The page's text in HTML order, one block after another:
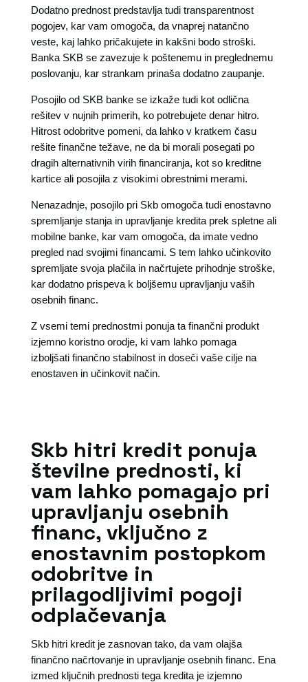
Dodatno prednost predstavlja tudi transparentnost
pogojev, kar vam omogoča, da vnaprej natančno
veste, kaj lahko pričakujete in kakšni bodo stroški.
Banka SKB se zavezuje k poštenemu in preglednemu
poslovanju, kar strankam prinaša dodatno zaupanje.
Posojilo od SKB banke se izkaže tudi kot odlična
rešitev v nujnih primerih, ko potrebujete denar hitro.
Hitrost odobritve pomeni, da lahko v kratkem času
rešite finančne težave, ne da bi morali posegati po
dragih alternativnih virih financiranja, kot so kreditne
kartice ali posojila z visokimi obrestnimi merami.
Nenazadnje, posojilo pri Skb omogoča tudi enostavno
spremljanje stanja in upravljanje kredita prek spletne ali
mobilne banke, kar vam omogoča, da imate vedno
pregled nad svojimi financami. S tem lahko učinkovito
spremljate svoja plačila in načrtujete prihodnje stroške,
kar dodatno prispeva k boljšemu upravljanju vaših
osebnih financ.
Z vsemi temi prednostmi ponuja ta finančni produkt
izjemno koristno orodje, ki vam lahko pomaga
izboljšati finančno stabilnost in doseči vaše cilje na
enostaven in učinkovit način.
Skb hitri kredit ponuja
številne prednosti, ki
vam lahko pomagajo pri
upravljanju osebnih
financ, vključno z
enostavnim postopkom
odobritve in
prilagodljivimi pogoji
odplačevanja
Skb hitri kredit je zasnovan tako, da vam olajša
finančno načrtovanje in upravljanje osebnih financ. Ena
izmed ključnih prednosti tega kredita je izjemno